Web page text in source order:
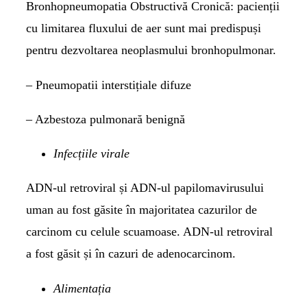
Bronhopneumopatia Obstructivă Cronică: pacienții
cu limitarea fluxului de aer sunt mai predispuși
pentru dezvoltarea neoplasmului bronhopulmonar.
– Pneumopatii interstițiale difuze
– Azbestoza pulmonară benignă
Infecțiile virale
ADN-ul retroviral și ADN-ul papilomavirusului
uman au fost găsite în majoritatea cazurilor de
carcinom cu celule scuamoase. ADN-ul retroviral
a fost găsit și în cazuri de adenocarcinom.
Alimentația